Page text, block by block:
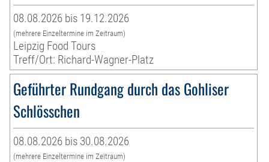
08.08.2026 bis 19.12.2026
(mehrere Einzeltermine im Zeitraum)
Leipzig Food Tours
Treff/Ort: Richard-Wagner-Platz
Geführter Rundgang durch das Gohliser
Schlösschen
08.08.2026 bis 30.08.2026
(mehrere Einzeltermine im Zeitraum)